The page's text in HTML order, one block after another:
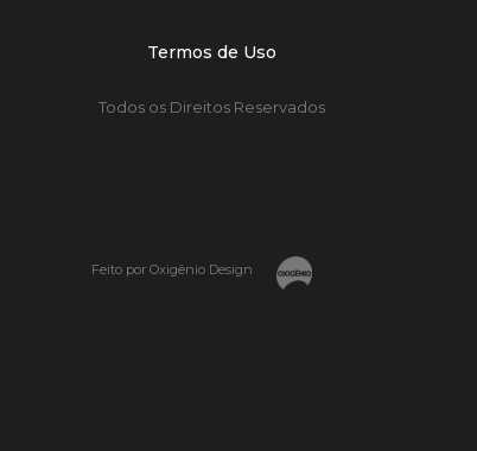
Termos de Uso
Todos os Direitos Reservados
Feito por Oxigênio Design